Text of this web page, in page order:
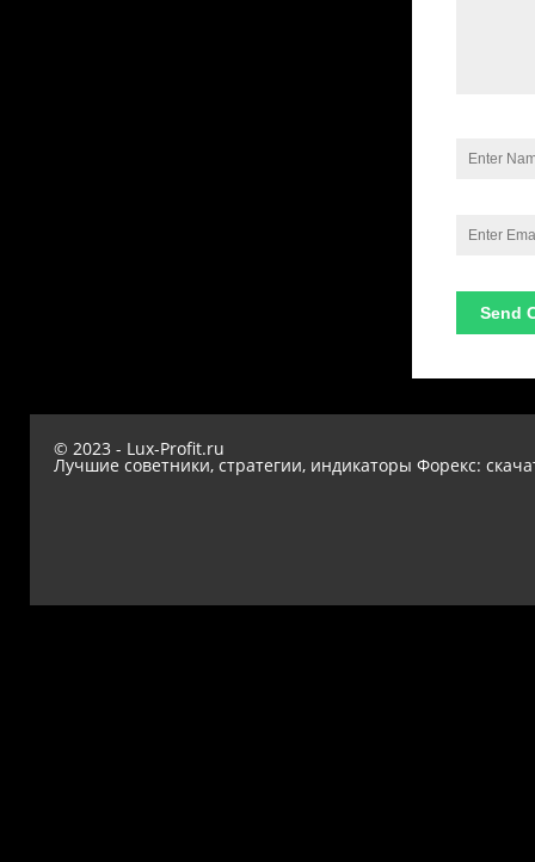
© 2023 - Lux-Profit.ru
Лучшие советники, стратегии, индикаторы Форекс: